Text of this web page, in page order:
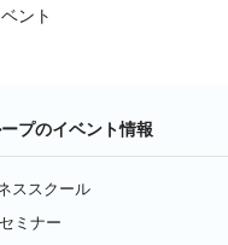
ント
プのイベント情報
ススクール
ミナー